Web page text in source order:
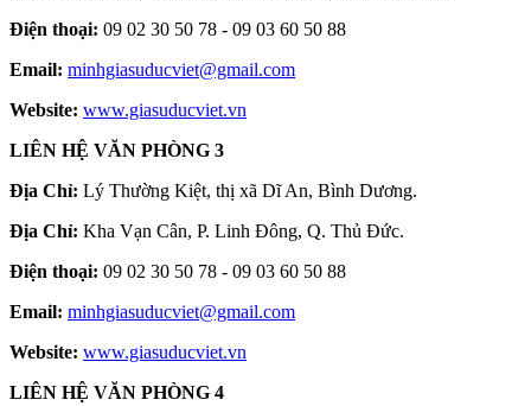
Điện thoại: 09 02 30 50 78 - 09 03 60 50 88
Email: minhgiasuducviet@gmail.com
Website: www.giasuducviet.vn
LIÊN HỆ VĂN PHÒNG 3
Địa Chỉ: Lý Thường Kiệt, thị xã Dĩ An, Bình Dương.
Địa Chỉ: Kha Vạn Cân, P. Linh Đông, Q. Thủ Đức.
Điện thoại: 09 02 30 50 78 - 09 03 60 50 88
Email: minhgiasuducviet@gmail.com
Website: www.giasuducviet.vn
LIÊN HỆ VĂN PHÒNG 4